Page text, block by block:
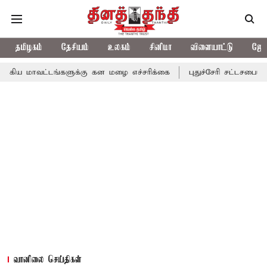
தமிழகம் தேசியம் உலகம் சினிமா விளையாட்டு
கன மழை எச்சரிக்கை புதுச்சேரி சட்டசபையில் வரும்
வானிலை செய்திகள்